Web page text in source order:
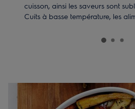
cuisson, ainsi les saveurs sont
Cuits à basse température, les